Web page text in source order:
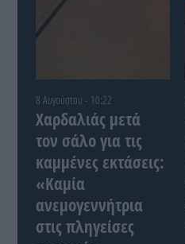
8 Αυγούστου - 10:22
Χαρδαλιάς μετά
τον σάλο για τις
καμμένες εκτάσεις:
«Καμία
ανεμογεννήτρια
στις πληγείσες